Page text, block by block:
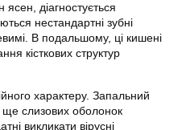
ясен, діагностується
нестандартні зубні
В подальшому, ці кишені
кісткових структур
характеру. Запальний
слизових оболонок
викликати вірусні